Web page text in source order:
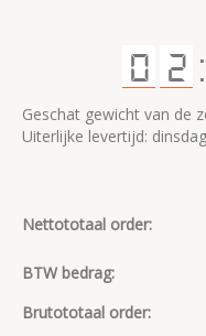
0 2 :
Geschat gewicht van de
Uiterlijke levertijd:
Nettototaal order:
BTW bedrag:
Brutototaal order: